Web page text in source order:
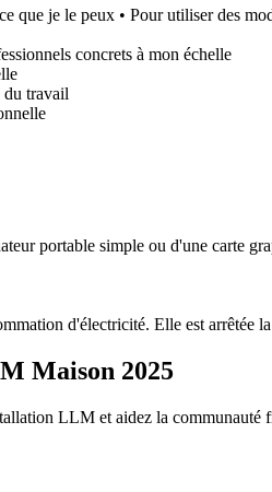
que je le peux • Pour utiliser des
concrets à mon échelle
du travail
portable simple ou d'une carte
d'électricité. Elle est arrêtée
Maison 2025
LLM et aidez la communauté